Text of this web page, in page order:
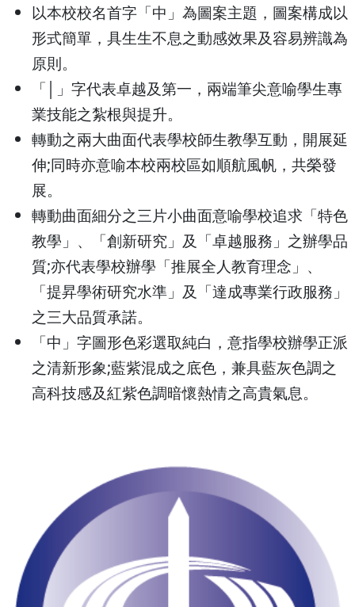
以本校校名首字「中」為圖案主題，圖案構成以
形式簡單，具生生不息之動感效果及容易辨識為
原則。
「│」字代表卓越及第一，兩端筆尖意喻學生專
業技能之紮根與提升。
轉動之兩大曲面代表學校師生教學互動，開展延
伸;同時亦意喻本校兩校區如順航風帆，共榮發
展。
轉動曲面細分之三片小曲面意喻學校追求「特色
教學」、「創新研究」及「卓越服務」之辦學品
質;亦代表學校辦學「推展全人教育理念」、
「提昇學術研究水準」及「達成專業行政服務」
之三大品質承諾。
「中」字圖形色彩選取純白，意指學校辦學正派
之清新形象;藍紫混成之底色，兼具藍灰色調之
高科技感及紅紫色調暗懷熱情之高貴氣息。